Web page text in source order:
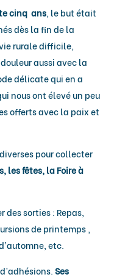
cinq ans, le but était
dès la fin de la
rurale difficile,
aussi avec la
délicate qui en a
nous ont élevé un peu
offerts avec la paix et
pour collecter
les fêtes, la Foire à
des sorties : Repas,
de printemps ,
etc.
Ses